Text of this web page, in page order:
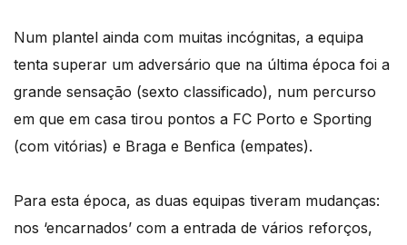
Num plantel ainda com muitas incógnitas, a equipa
tenta superar um adversário que na última época foi a
grande sensação (sexto classificado), num percurso
em que em casa tirou pontos a FC Porto e Sporting
(com vitórias) e Braga e Benfica (empates).
Para esta época, as duas equipas tiveram mudanças:
nos ‘encarnados’ com a entrada de vários reforços,